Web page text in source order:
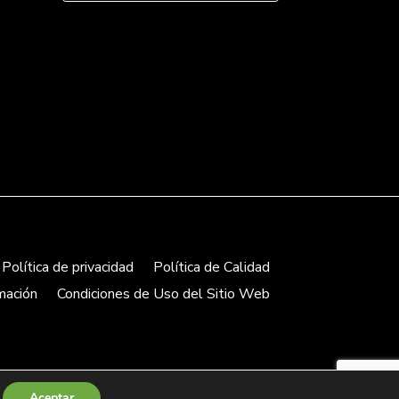
Política de privacidad
Política de Calidad
Condiciones de Uso del Sitio Web